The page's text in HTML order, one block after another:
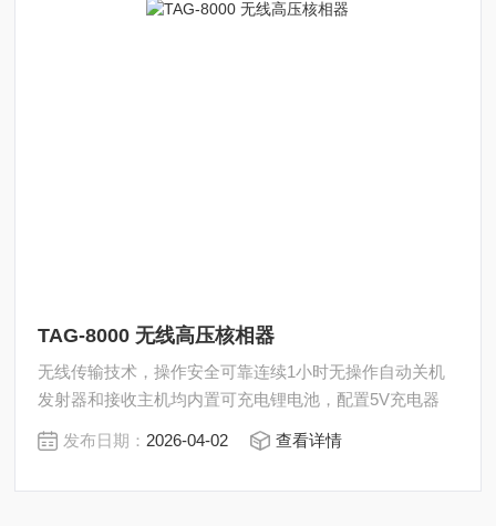
TAG-8000 无线高压核相器
无线传输技术，操作安全可靠连续1小时无操作自动关机
发射器和接收主机均内置可充电锂电池，配置5V充电器
发布日期： 2026-04-02 查看详情